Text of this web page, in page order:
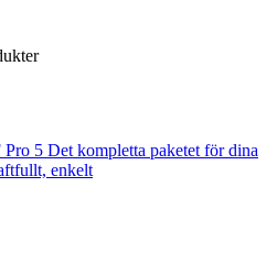
Pro 5 Det kompletta paketet för dina
enkelt